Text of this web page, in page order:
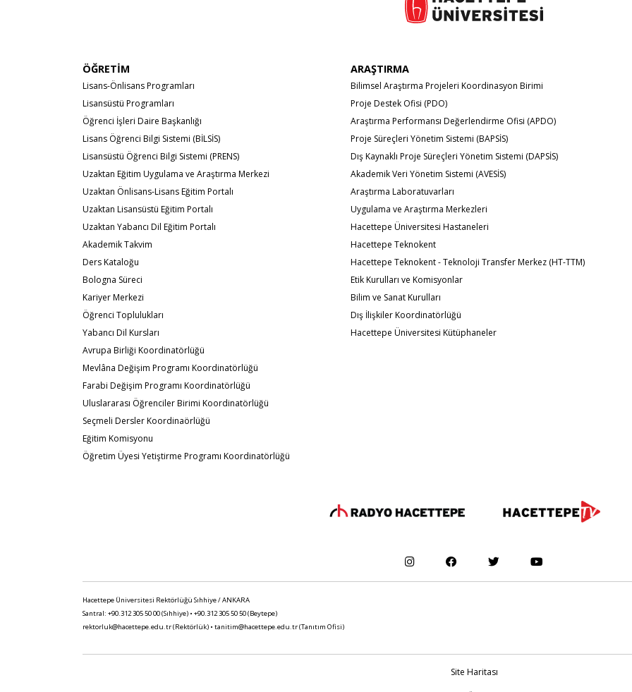
ÖĞRETİM
Lisans-Önlisans Programları
Lisansüstü Programları
Öğrenci İşleri Daire Başkanlığı
Lisans Öğrenci Bilgi Sistemi (BİLSİS)
Lisansüstü Öğrenci Bilgi Sistemi (PRENS)
Uzaktan Eğitim Uygulama ve Araştırma Merkezi
Uzaktan Önlisans-Lisans Eğitim Portalı
Uzaktan Lisansüstü Eğitim Portalı
Uzaktan Yabancı Dil Eğitim Portalı
Akademik Takvim
Ders Kataloğu
Bologna Süreci
Kariyer Merkezi
Öğrenci Toplulukları
Yabancı Dil Kursları
Avrupa Birliği Koordinatörlüğü
Mevlâna Değişim Programı Koordinatörlüğü
Farabi Değişim Programı Koordinatörlüğü
Uluslararası Öğrenciler Birimi Koordinatörlüğü
Seçmeli Dersler Koordinaörlüğü
Eğitim Komisyonu
Öğretim Üyesi Yetiştirme Programı Koordinatörlüğü
ARAŞTIRMA
Bilimsel Araştırma Projeleri Koordinasyon Birimi
Proje Destek Ofisi (PDO)
Araştırma Performansı Değerlendirme Ofisi (APDO)
Proje Süreçleri Yönetim Sistemi (BAPSİS)
Dış Kaynaklı Proje Süreçleri Yönetim Sistemi (DAPSİS)
Akademik Veri Yönetim Sistemi (AVESİS)
Araştırma Laboratuvarları
Uygulama ve Araştırma Merkezleri
Hacettepe Üniversitesi Hastaneleri
Hacettepe Teknokent
Hacettepe Teknokent - Teknoloji Transfer Merkez (HT-TTM)
Etik Kurulları ve Komisyonlar
Bilim ve Sanat Kurulları
Dış İlişkiler Koordinatörlüğü
Hacettepe Üniversitesi Kütüphaneler
Hacettepe Üniversitesi Rektörlüğü Sıhhiye / ANKARA
Santral: +90.312 305 50 00 (Sıhhiye) • +90.312 305 50 50 (Beytepe)
rektorluk@hacettepe.edu.tr(Rektörlük) • tanitim@hacettepe.edu.tr(Tanıtım Ofisi)
Site Haritası